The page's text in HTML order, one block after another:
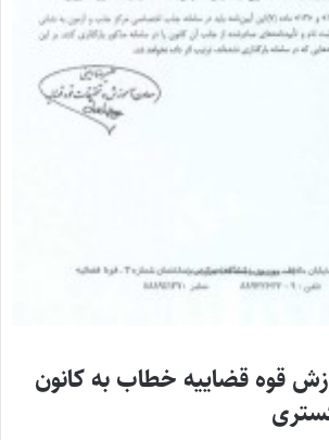
قوه قضاییه خطاب به کانون